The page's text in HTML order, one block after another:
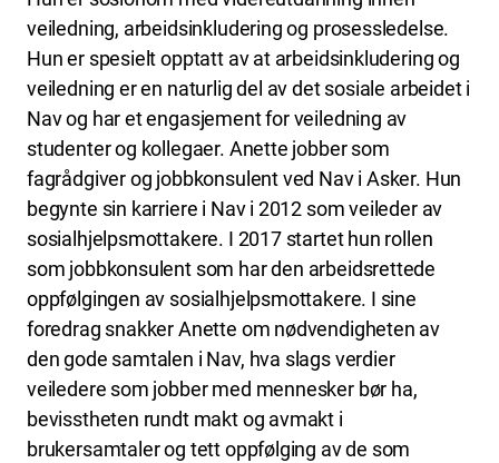
veiledning, arbeidsinkludering og prosessledelse.
Hun er spesielt opptatt av at arbeidsinkludering og
veiledning er en naturlig del av det sosiale arbeidet i
Nav og har et engasjement for veiledning av
studenter og kollegaer. Anette jobber som
fagrådgiver og jobbkonsulent ved Nav i Asker. Hun
begynte sin karriere i Nav i 2012 som veileder av
sosialhjelpsmottakere. I 2017 startet hun rollen
som jobbkonsulent som har den arbeidsrettede
oppfølgingen av sosialhjelpsmottakere. I sine
foredrag snakker Anette om nødvendigheten av
den gode samtalen i Nav, hva slags verdier
veiledere som jobber med mennesker bør ha,
bevisstheten rundt makt og avmakt i
brukersamtaler og tett oppfølging av de som